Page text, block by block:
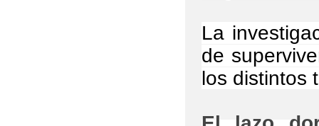
La
de
los distintos